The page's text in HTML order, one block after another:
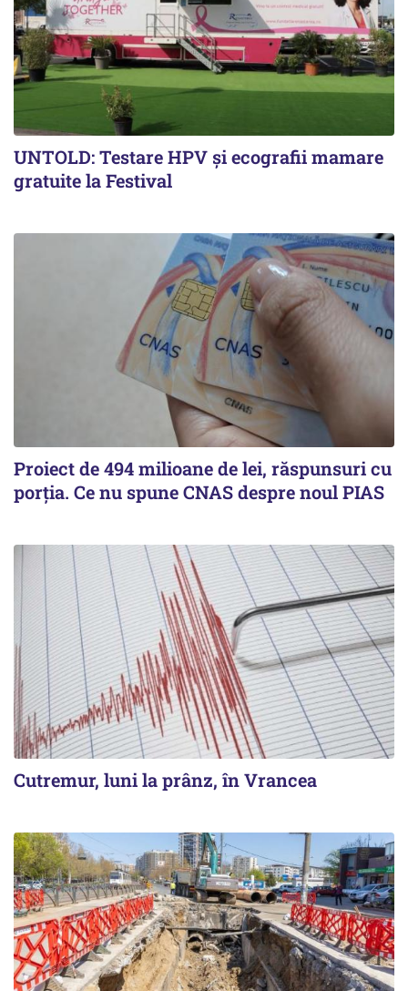
UNTOLD: Testare HPV și ecografii mamare
gratuite la Festival
Proiect de 494 milioane de lei, răspunsuri cu
porția. Ce nu spune CNAS despre noul PIAS
Cutremur, luni la prânz, în Vrancea